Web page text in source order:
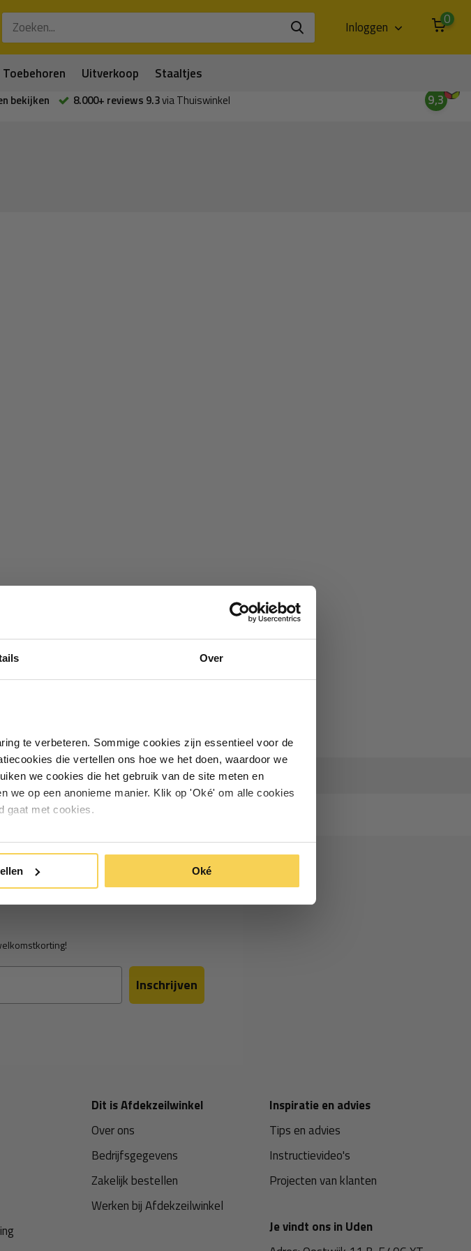
Over
te verbeteren. Sommige cookies zijn essentieel voor de
die vertellen ons hoe we het doen, waardoor we
we cookies die het gebruik van de site meten en
we op een anonieme manier. Klik op 'Oké' om alle cookies
gaat met cookies.
Oké
Inloggen 0
Toebehoren Uitverkoop Staaltjes
bekijken 8.000+ reviews 9.3via Thuiswinkel 9,3
Inschrijven
Dit is Afdekzeilwinkel
Over ons
Bedrijfsgegevens
Zakelijk bestellen
Werken bij Afdekzeilwinkel
Inspiratie en advies
Tips en advies
Instructievideo's
Projecten van klanten
Je vindt ons in Uden